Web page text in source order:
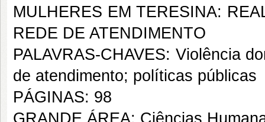
MULHERES EM TERESINA:
REDE DE ATENDIMENTO
PALAVRAS-CHAVES: Violência
de atendimento; políticas públicas
PÁGINAS: 98
GRANDE ÁREA: Ciências